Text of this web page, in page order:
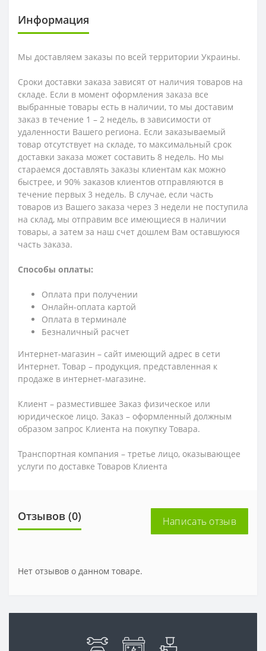
Информация
Мы доставляем заказы по всей территории Украины.
Сроки доставки заказа зависят от наличия товаров на
складе. Если в момент оформления заказа все
выбранные товары есть в наличии, то мы доставим
заказ в течение 1 – 2 недель, в зависимости от
удаленности Вашего региона. Если заказываемый
товар отсутствует на складе, то максимальный срок
доставки заказа может составить 8 недель. Но мы
стараемся доставлять заказы клиентам как можно
быстрее, и 90% заказов клиентов отправляются в
течение первых 3 недель. В случае, если часть
товаров из Вашего заказа через 3 недели не поступила
на склад, мы отправим все имеющиеся в наличии
товары, а затем за наш счет дошлем Вам оставшуюся
часть заказа.
Способы оплаты:
Оплата при получении
Онлайн-оплата картой
Оплата в терминале
Безналичный расчет
Интернет-магазин – сайт имеющий адрес в сети
Интернет. Товар – продукция, представленная к
продаже в интернет-магазине.
Клиент – разместившее Заказ физическое или
юридическое лицо. Заказ – оформленный должным
образом запрос Клиента на покупку Товара.
Транспортная компания – третье лицо, оказывающее
услуги по доставке Товаров Клиента
Отзывов (0) Написать отзыв
Нет отзывов о данном товаре.